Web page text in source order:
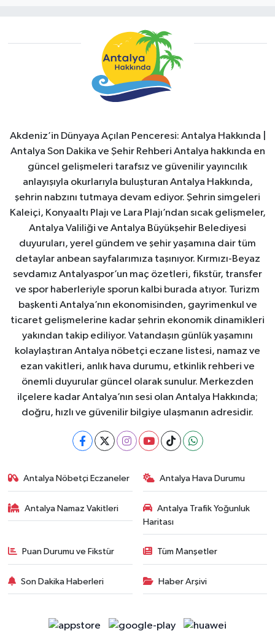
Akdeniz’in Dünyaya Açılan Penceresi: Antalya Hakkında |
Antalya Son Dakika ve Şehir Rehberi Antalya hakkında en
güncel gelişmeleri tarafsız ve güvenilir yayıncılık
anlayışıyla okurlarıyla buluşturan Antalya Hakkında,
şehrin nabzını tutmaya devam ediyor. Şehrin simgeleri
Kaleiçi, Konyaaltı Plajı ve Lara Plajı’ndan sıcak gelişmeler,
Antalya Valiliği ve Antalya Büyükşehir Belediyesi
duyuruları, yerel gündem ve şehir yaşamına dair tüm
detaylar anbean sayfalarımıza taşınıyor. Kırmızı-Beyaz
sevdamız Antalyaspor’un maç özetleri, fikstür, transfer
ve spor haberleriyle sporun kalbi burada atıyor. Turizm
başkenti Antalya’nın ekonomisinden, gayrimenkul ve
ticaret gelişmelerine kadar şehrin ekonomik dinamikleri
yakından takip ediliyor. Vatandaşın günlük yaşamını
kolaylaştıran Antalya nöbetçi eczane listesi, namaz ve
ezan vakitleri, anlık hava durumu, etkinlik rehberi ve
önemli duyurular güncel olarak sunulur. Merkezden
ilçelere kadar Antalya’nın sesi olan Antalya Hakkında;
doğru, hızlı ve güvenilir bilgiye ulaşmanın adresidir.
Antalya Nöbetçi Eczaneler Antalya Hava Durumu
Antalya Namaz Vakitleri
Antalya Trafik Yoğunluk
Haritası
Puan Durumu ve Fikstür Tüm Manşetler
Son Dakika Haberleri Haber Arşivi